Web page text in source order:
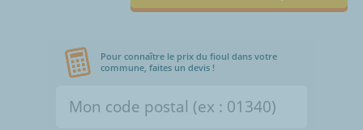
Pour connaître le prix du fioul dans votre
commune, faites un devis !